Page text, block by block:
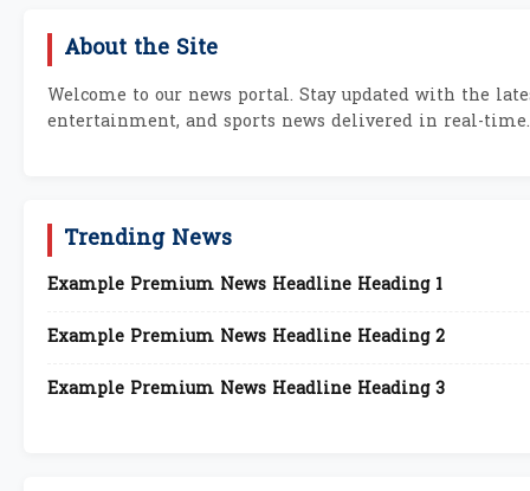
About the Site
Welcome to our news portal. Stay updated with the
entertainment, and sports news delivered in real-time.
Trending News
Example Premium News Headline Heading 1
Example Premium News Headline Heading 2
Example Premium News Headline Heading 3